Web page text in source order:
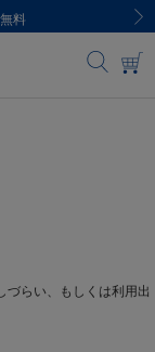
料
づらい、もしくは利用出